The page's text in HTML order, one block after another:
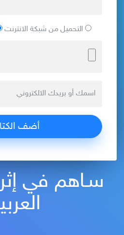
التحميل من شبكة الانترنت
سـاهم في